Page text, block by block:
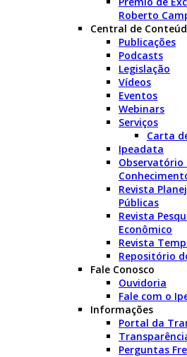
Roberto
Central de
Publicações
Podcasts
Legislação
Vídeos
Eventos
Webinars
Serviços
Carta
Ipeadata
Observatório
Revista
Públicas
Revista
Econômico
Revista
Repositório
Fale Conosco
Ouvidoria
Fale com o
Informações
Portal da
Perguntas